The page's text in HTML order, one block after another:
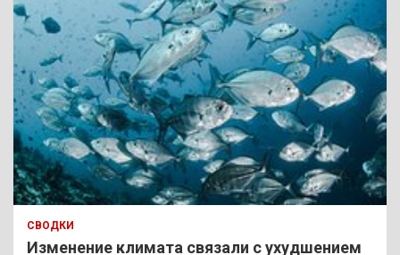
СВОДКИ
Изменение климата связали с ухудшением